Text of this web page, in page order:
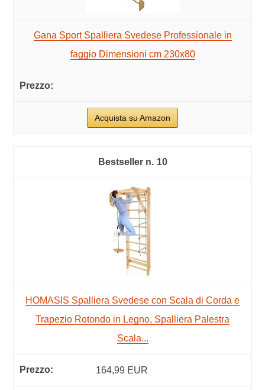
Gana Sport Spalliera Svedese Professionale in
faggio Dimensioni cm 230x80
Acquista su Amazon
10
HOMASIS Spalliera Svedese con Scala di Corda e
Trapezio Rotondo in Legno, Spalliera Palestra
Scala...
164,99 EUR